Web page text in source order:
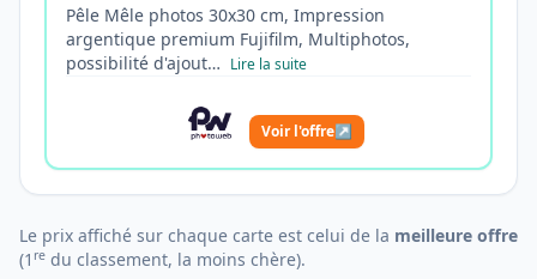
Pêle Mêle photos 30x30 cm, Impression
argentique premium Fujifilm, Multiphotos,
possibilité d'ajout… Lire la suite
Voir l'offre↗
Le prix affiché sur chaque carte est celui de la meilleure offre
(1 re du classement, la moins chère).